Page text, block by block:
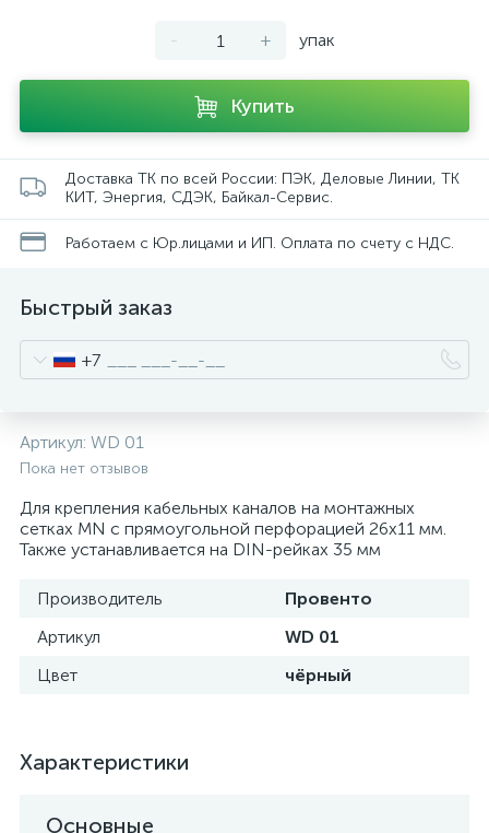
- + упак
Купить
Доставка ТК по всей России: ПЭК, Деловые Линии, ТК
КИТ, Энергия, СДЭК, Байкал-Сервис.
Работаем с Юр.лицами и ИП. Оплата по счету с НДС.
Быстрый заказ
+7
Артикул: WD 01
Пока нет отзывов
Для крепления кабельных каналов на монтажных
сетках MN с прямоугольной перфорацией 26х11 мм.
Также устанавливается на DIN-рейках 35 мм
Производитель
Провенто
Артикул
WD 01
Цвет
чёрный
Характеристики
Основные